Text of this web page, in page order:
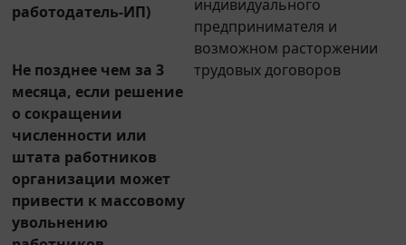
Не позднее чем за 3
месяца, если решение
о сокращении
численности или
штата работников
организации может
привести к массовому
увольнению
работников
предпринимателя и
возможном расторжении
трудовых договоров